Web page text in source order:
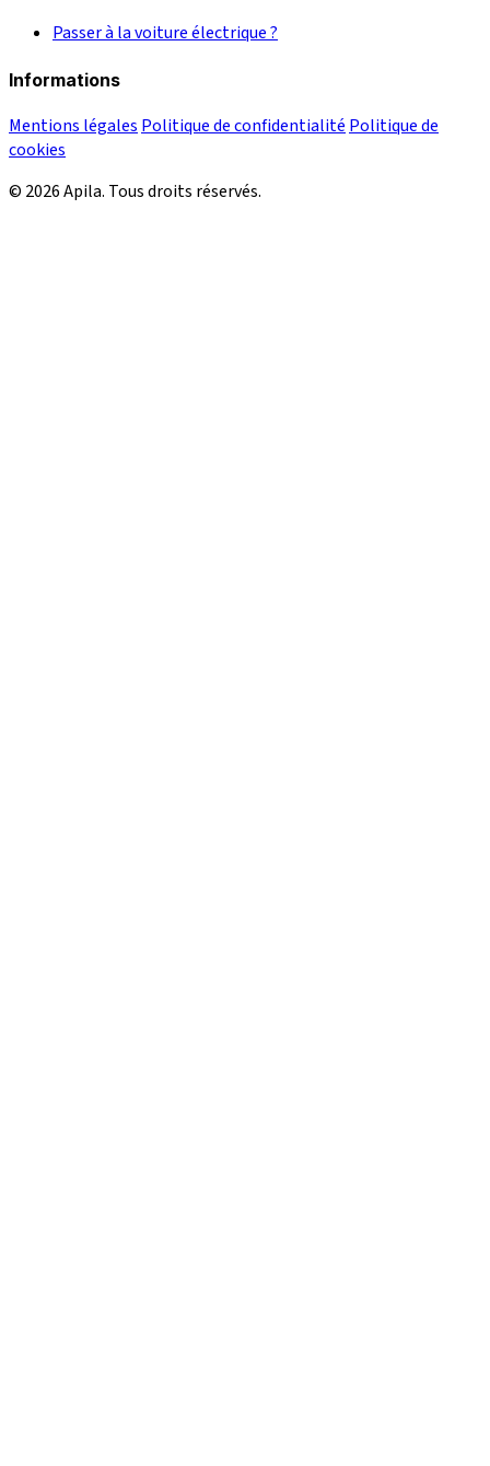
Passer à la voiture électrique ?
Informations
Mentions légales Politique de confidentialité Politique de
cookies
© 2026 Apila. Tous droits réservés.